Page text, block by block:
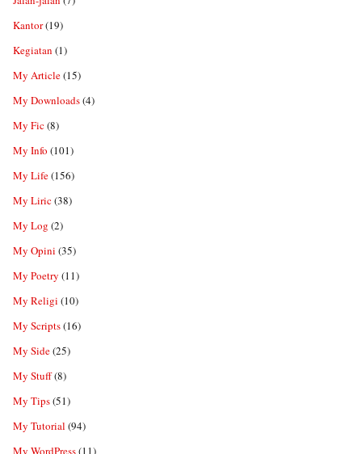
Kantor(19)
Kegiatan (1)
My Article(15)
My Downloads(4)
My Fic(8)
My Info (101)
My Life(156)
My Liric(38)
My Log (2)
My Opini (35)
My Poetry (11)
My Religi (10)
My Scripts(16)
My Side(25)
My Stuff(8)
My Tips(51)
My Tutorial (94)
My WordPress(11)